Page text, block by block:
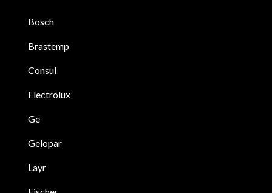
Bosch
Brastemp
Consul
Electrolux
Ge
Gelopar
Layr